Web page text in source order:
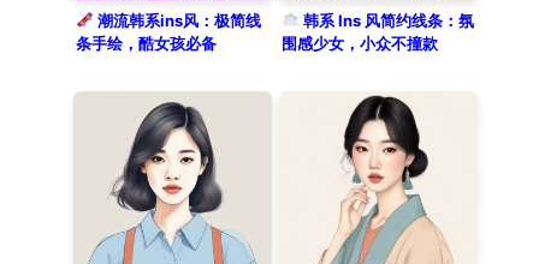
潮流韩系ins风：极简线
条手绘，酷女孩必备
韩系 Ins 风简约线条：氛
围感少女，小众不撞款